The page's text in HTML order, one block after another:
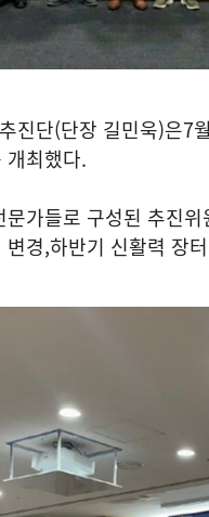
진단(단장 길민욱)은7월
개최했다.
가들로 구성된 추진
경,하반기 신활력 장